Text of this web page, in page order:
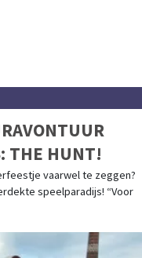
THE HUNT!
vaarwel te zeggen?
speelparadijs! “Voor